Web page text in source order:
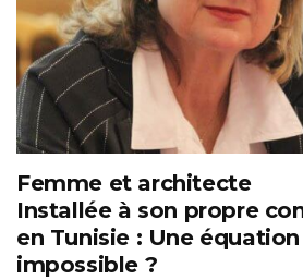
Femme et architecte
Installée à son propre
en Tunisie : Une équation
impossible ?